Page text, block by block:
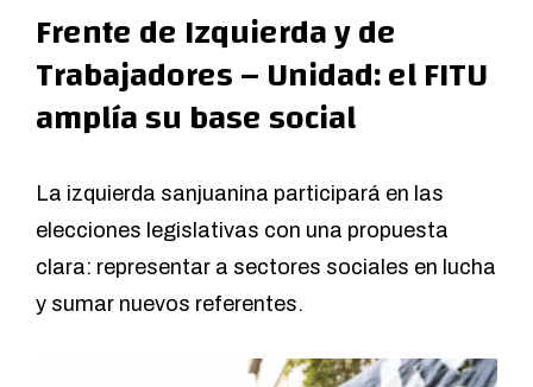
Frente de Izquierda y de
Trabajadores – Unidad: el FITU
amplía su base social
La izquierda sanjuanina participará en las
elecciones legislativas con una propuesta
clara: representar a sectores sociales en lucha
y sumar nuevos referentes.